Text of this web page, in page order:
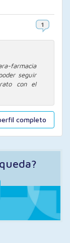
completo
farmacia
seguir
con el